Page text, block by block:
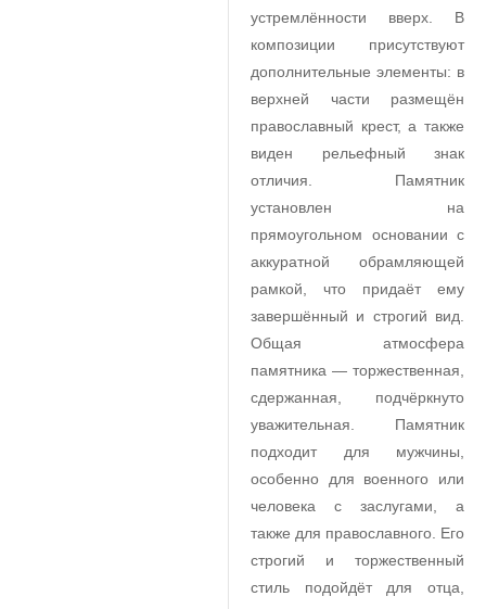
устремлённости вверх. В
композиции присутствуют
дополнительные элементы: в
верхней части размещён
православный крест, а также
виден рельефный знак
отличия. Памятник
установлен на
прямоугольном основании с
аккуратной обрамляющей
рамкой, что придаёт ему
завершённый и строгий вид.
Общая атмосфера
памятника — торжественная,
сдержанная, подчёркнуто
уважительная. Памятник
подходит для мужчины,
особенно для военного или
человека с заслугами, а
также для православного. Его
строгий и торжественный
стиль подойдёт для отца,